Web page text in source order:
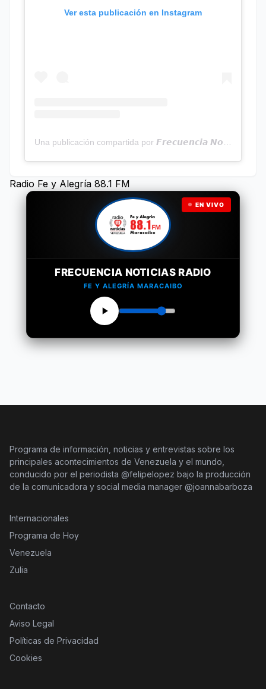
Ver esta publicación en Instagram
Radio Fe y Alegría 88.1 FM
EN VIVO
FRECUENCIA NOTICIAS RADIO
FE Y ALEGRÍA MARACAIBO
Programa de información, noticias y entrevistas sobre los
principales acontecimientos de Venezuela y el mundo,
conducido por el periodista @felipelopez bajo la producción
de la comunicadora y social media manager @joannabarboza
Internacionales
Programa de Hoy
Venezuela
Zulia
Contacto
Aviso Legal
Políticas de Privacidad
Cookies